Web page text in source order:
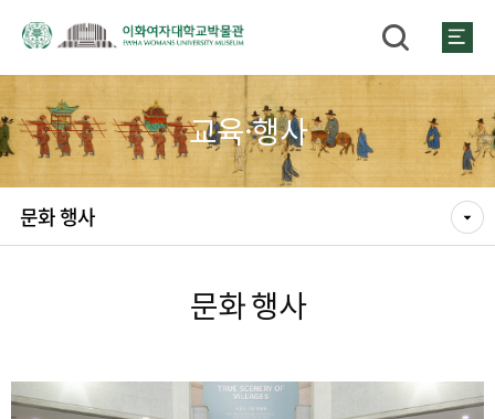
교육·행사
문화 행사
문화 행사